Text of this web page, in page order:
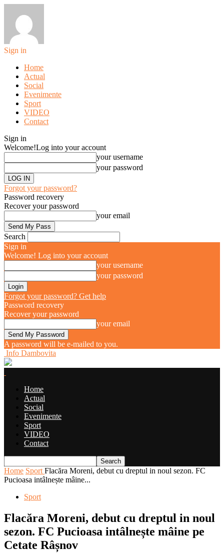
Sign in
Home
Actual
Social
Evenimente
Sport
VIDEO
Contact
Sign in
Welcome!Log into your account
your username
your password
Forgot your password?
Password recovery
Recover your password
your email
Search
Sign in
Welcome! Log into your account
your username
your password
Forgot your password? Get help
Password recovery
Recover your password
your email
A password will be e-mailed to you.
Info Dambovita
Home
Actual
Social
Evenimente
Sport
VIDEO
Contact
Home Sport Flacăra Moreni, debut cu dreptul in noul sezon. FC
Pucioasa intâlnește mâine...
Sport
Flacăra Moreni, debut cu dreptul in noul
sezon. FC Pucioasa intâlnește mâine pe
Cetate Râșnov